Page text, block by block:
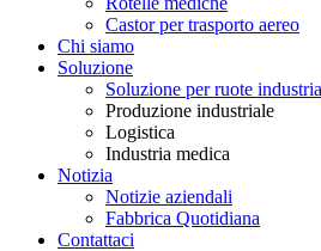
Castor per trasporto aereo
Chi siamo
Soluzione
Soluzione per ruote
Produzione industriale
Logistica
Industria medica
Notizia
Notizie aziendali
Fabbrica Quotidiana
Contattaci